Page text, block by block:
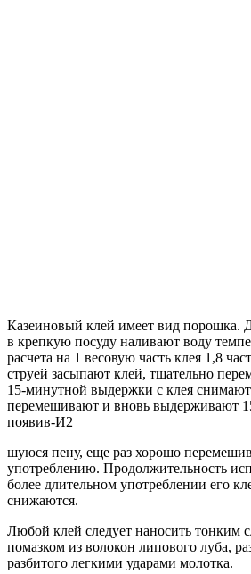
Казеиновый клей имеет вид порошка.
в крепкую посуду наливают воду
расчета на 1 весовую часть клея 1,8
струей засыпают клей, тщательно
15-минутной выдержки с клея
перемешивают и вновь выдерживают
появив-И2
шуюся пену, еще раз хорошо
употреблению. Продолжительность
более длительном употреблении его
снижаются.
Любой клей следует наносить тонким
помазком из волокон липового луба,
разбитого легкими ударами молотка.